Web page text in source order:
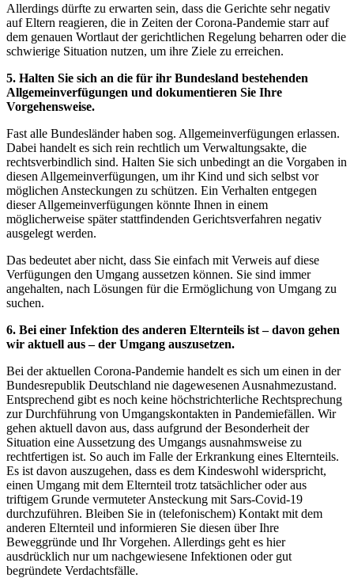
Allerdings dürfte zu erwarten sein, dass die Gerichte sehr negativ
auf Eltern reagieren, die in Zeiten der Corona-Pandemie starr auf
dem genauen Wortlaut der gerichtlichen Regelung beharren oder die
schwierige Situation nutzen, um ihre Ziele zu erreichen.
5. Halten Sie sich an die für ihr Bundesland bestehenden
Allgemeinverfügungen und dokumentieren Sie Ihre
Vorgehensweise.
Fast alle Bundesländer haben sog. Allgemeinverfügungen erlassen.
Dabei handelt es sich rein rechtlich um Verwaltungsakte, die
rechtsverbindlich sind. Halten Sie sich unbedingt an die Vorgaben in
diesen Allgemeinverfügungen, um ihr Kind und sich selbst vor
möglichen Ansteckungen zu schützen. Ein Verhalten entgegen
dieser Allgemeinverfügungen könnte Ihnen in einem
möglicherweise später stattfindenden Gerichtsverfahren negativ
ausgelegt werden.
Das bedeutet aber nicht, dass Sie einfach mit Verweis auf diese
Verfügungen den Umgang aussetzen können. Sie sind immer
angehalten, nach Lösungen für die Ermöglichung von Umgang zu
suchen.
6. Bei einer Infektion des anderen Elternteils ist – davon gehen
wir aktuell aus – der Umgang auszusetzen.
Bei der aktuellen Corona-Pandemie handelt es sich um einen in der
Bundesrepublik Deutschland nie dagewesenen Ausnahmezustand.
Entsprechend gibt es noch keine höchstrichterliche Rechtsprechung
zur Durchführung von Umgangskontakten in Pandemiefällen. Wir
gehen aktuell davon aus, dass aufgrund der Besonderheit der
Situation eine Aussetzung des Umgangs ausnahmsweise zu
rechtfertigen ist. So auch im Falle der Erkrankung eines Elternteils.
Es ist davon auszugehen, dass es dem Kindeswohl widerspricht,
einen Umgang mit dem Elternteil trotz tatsächlicher oder aus
triftigem Grunde vermuteter Ansteckung mit Sars-Covid-19
durchzuführen. Bleiben Sie in (telefonischem) Kontakt mit dem
anderen Elternteil und informieren Sie diesen über Ihre
Beweggründe und Ihr Vorgehen. Allerdings geht es hier
ausdrücklich nur um nachgewiesene Infektionen oder gut
begründete Verdachtsfälle.